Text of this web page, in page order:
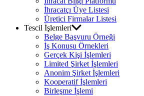
İhracatçı Üye Listesi
Üretici Firmalar Listesi
Tescil İşlemleri
Belge Başvuru Örneği
İş Konusu Örnekleri
Gerçek Kişi İşlemleri
Limited Şirket İşlemleri
Anonim Şirket İşlemleri
Kooperatif İşlemleri
Birleşme İşlemi